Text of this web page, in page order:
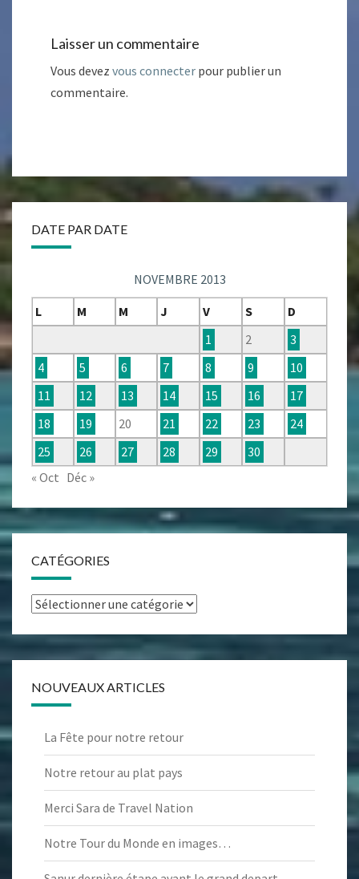
Laisser un commentaire
Vous devez vous connecter pour publier un
commentaire.
DATE PAR DATE
NOVEMBRE 2013
L
M M J V S
D
1
2
3
4
5 6 7 8 9
10
11
12 13 14 15 16
17
18
19 20 21 22 23
24
25
26 27 28 29
30
« Oct Déc »
CATÉGORIES
Catégories
NOUVEAUX ARTICLES
La Fête pour notre retour
Notre retour au plat pays
Merci Sara de Travel Nation
Notre Tour du Monde en images…